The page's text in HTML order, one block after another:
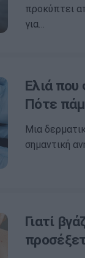
προκύπτει
για…
Ελιά που
Πότε
Μια
σημαντική
Γιατί